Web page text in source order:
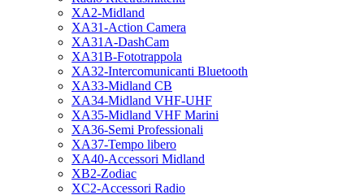
XA2-Midland
XA31-Action Camera
XA31A-DashCam
XA31B-Fototrappola
XA32-Intercomunicanti Bluetooth
XA33-Midland CB
XA34-Midland VHF-UHF
XA35-Midland VHF Marini
XA36-Semi Professionali
XA37-Tempo libero
XA40-Accessori Midland
XB2-Zodiac
XC2-Accessori Radio